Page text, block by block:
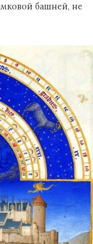
башней, не